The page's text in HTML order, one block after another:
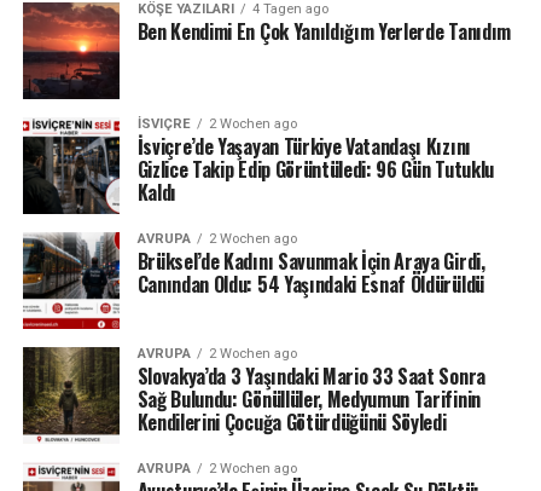
Nazlı Eray Ankara’da doğmuş olsa da çocukluğu ve
gençliği İstanbul’da geçmiş. Daha sonra bir gece treniyle
Ankara’ya geliyor ve kendi anlatımıyla, geliş o geliş…
Yıllarca Ankara’dan ayrılamıyor. Şehri ilk gördüğünde
“İnsanlar burada nasıl yaşıyor?” diye düşünse de
zamanla Ankara onun için bir tür hangara dönüşüyor.
İnsanlarıyla, anılarıyla ve sokaklarıyla ona durmadan
malzeme taşıyan büyük bir hikaye deposu oluyor.
Yaklaşık beş yıl önce ise Ankara’dan ayrılarak Bodrum’a
yerleşiyor.
Nazlı Eray’ın Edebiyat Evreni
Büyülü gerçekçiliğin Türk edebiyatındaki en önemli
temsilcilerinden biri kabul edilen Nazlı Eray, öykü ve
romanlarında gerçekle gerçek dışını öylesine ustalıkla iç
içe geçiriyor ki okurken kendinizi “Böyle bir şey olur
KÖŞE YAZILARI 4 Tagen ago
Ben Kendimi En Çok Yanıldığım Yerlerde Tanıdım
İSVIÇRE 2 Wochen ago
İsviçre’de Yaşayan Türkiye Vatandaşı Kızını
Gizlice Takip Edip Görüntüledi: 96 Gün Tutuklu
Kaldı
AVRUPA 2 Wochen ago
Brüksel’de Kadını Savunmak İçin Araya Girdi,
Canından Oldu: 54 Yaşındaki Esnaf Öldürüldü
AVRUPA 2 Wochen ago
Slovakya’da 3 Yaşındaki Mario 33 Saat Sonra
Sağ Bulundu: Gönüllüler, Medyumun Tarifinin
Kendilerini Çocuğa Götürdüğünü Söyledi
AVRUPA 2 Wochen ago